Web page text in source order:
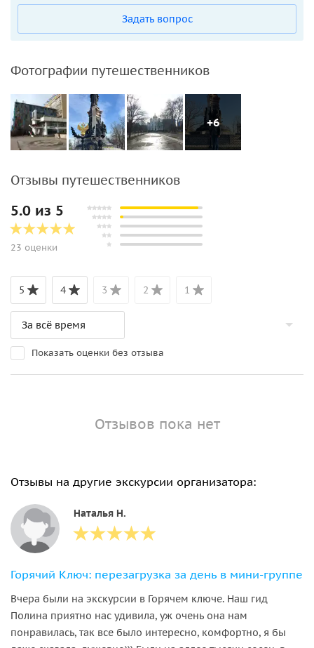
Задать вопрос
Фотографии путешественников
+6
Отзывы путешественников
5.0 из 5
23 оценки
5 4 3 2 1
Показать оценки без отзыва
Отзывов пока нет
Отзывы на другие экскурсии организатора:
Наталья Н.
Горячий Ключ: перезагрузка за день в мини-группе
Вчера были на экскурсии в Горячем ключе. Наш гид
Полина приятно нас удивила, уж очень она нам
понравилась, так все было интересно, комфортно, я бы